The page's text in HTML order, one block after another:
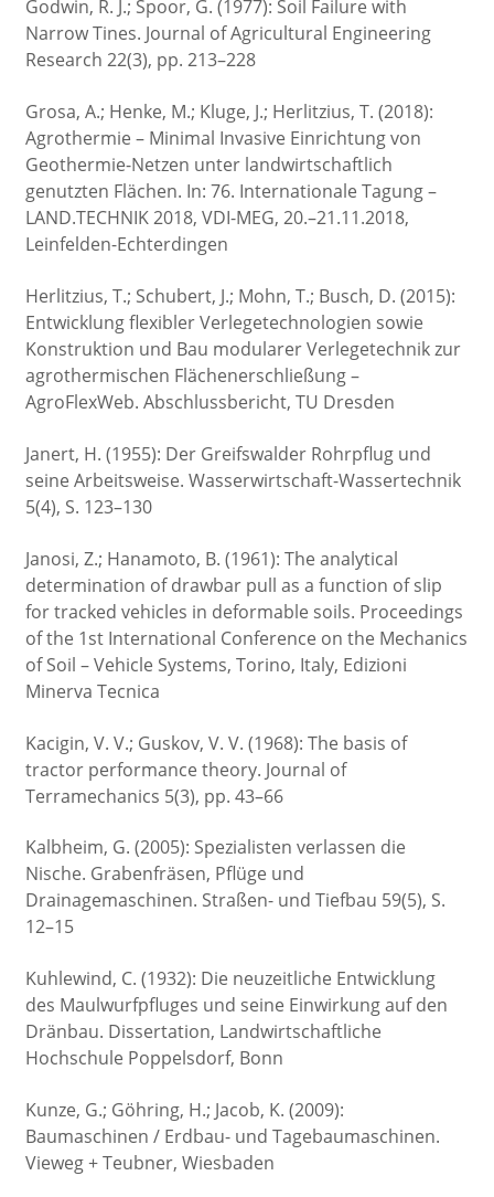
Godwin, R. J.; Spoor, G. (1977): Soil Failure with
Narrow Tines. Journal of Agricultural Engineering
Research 22(3), pp. 213–228
Grosa, A.; Henke, M.; Kluge, J.; Herlitzius, T. (2018):
Agrothermie – Minimal Invasive Einrichtung von
Geothermie-Netzen unter landwirtschaftlich
genutzten Flächen. In: 76. Internationale Tagung –
LAND.TECHNIK 2018, VDI-MEG, 20.–21.11.2018,
Leinfelden-Echterdingen
Herlitzius, T.; Schubert, J.; Mohn, T.; Busch, D. (2015):
Entwicklung flexibler Verlegetechnologien sowie
Konstruktion und Bau modularer Verlegetechnik zur
agrothermischen Flächenerschließung –
AgroFlexWeb. Abschlussbericht, TU Dresden
Janert, H. (1955): Der Greifswalder Rohrpflug und
seine Arbeitsweise. Wasserwirtschaft-Wassertechnik
5(4), S. 123–130
Janosi, Z.; Hanamoto, B. (1961): The analytical
determination of drawbar pull as a function of slip
for tracked vehicles in deformable soils. Proceedings
of the 1st International Conference on the Mechanics
of Soil – Vehicle Systems, Torino, Italy, Edizioni
Minerva Tecnica
Kacigin, V. V.; Guskov, V. V. (1968): The basis of
tractor performance theory. Journal of
Terramechanics 5(3), pp. 43–66
Kalbheim, G. (2005): Spezialisten verlassen die
Nische. Grabenfräsen, Pflüge und
Drainagemaschinen. Straßen- und Tiefbau 59(5), S.
12–15
Kuhlewind, C. (1932): Die neuzeitliche Entwicklung
des Maulwurfpfluges und seine Einwirkung auf den
Dränbau. Dissertation, Landwirtschaftliche
Hochschule Poppelsdorf, Bonn
Kunze, G.; Göhring, H.; Jacob, K. (2009):
Baumaschinen / Erdbau- und Tagebaumaschinen.
Vieweg + Teubner, Wiesbaden